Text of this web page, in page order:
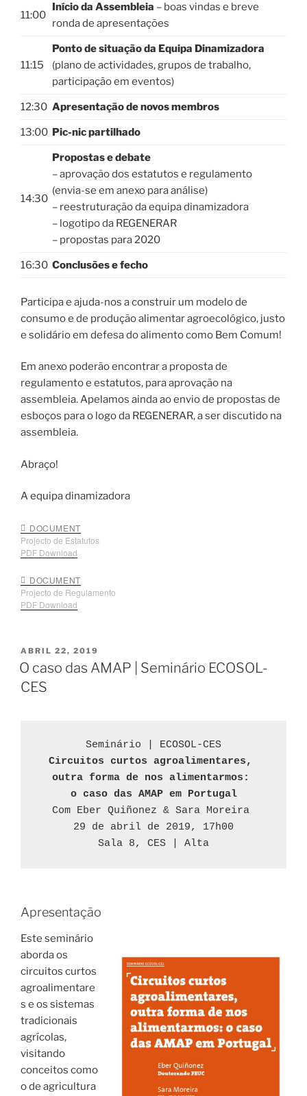
11:00
Início da Assembleia – boas vindas e breve
ronda de apresentações
11:15
Ponto de situação da Equipa Dinamizadora
(plano de actividades, grupos de trabalho,
participação em eventos)
12:30 Apresentação de novos membros
13:00 Pic-nic partilhado
14:30
Propostas e debate
– aprovação dos estatutos e regulamento
(envia-se em anexo para análise)
– reestruturação da equipa dinamizadora
– logotipo da REGENERAR
– propostas para 2020
16:30 Conclusões e fecho
Participa e ajuda-nos a construir um modelo de
consumo e de produção alimentar agroecológico, justo
e solidário em defesa do alimento como Bem Comum!
Em anexo poderão encontrar a proposta de
regulamento e estatutos, para aprovação na
assembleia. Apelamos ainda ao envio de propostas de
esboços para o logo da REGENERAR, a ser discutido na
assembleia.
Abraço!
A equipa dinamizadora
DOCUMENT
Projecto de Estatutos
PDF Download
DOCUMENT
Projecto de Regulamento
PDF Download
PUBLICADO
EM
ABRIL 22, 2019
O caso das AMAP | Seminário ECOSOL-
CES
Seminário | ECOSOL-CES
Circuitos curtos agroalimentares,
outra forma de nos alimentarmos:
o caso das AMAP em Portugal
Com Eber Quiñonez & Sara Moreira
29 de abril de 2019, 17h00
Sala 8, CES | Alta
Apresentação
Este seminário
aborda os
circuitos curtos
agroalimentare
s e os sistemas
tradicionais
agrícolas,
visitando
conceitos como
o de agricultura